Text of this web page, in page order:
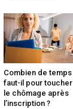
Combien de temps
faut-il pour toucher
le chômage après
l’inscription ?